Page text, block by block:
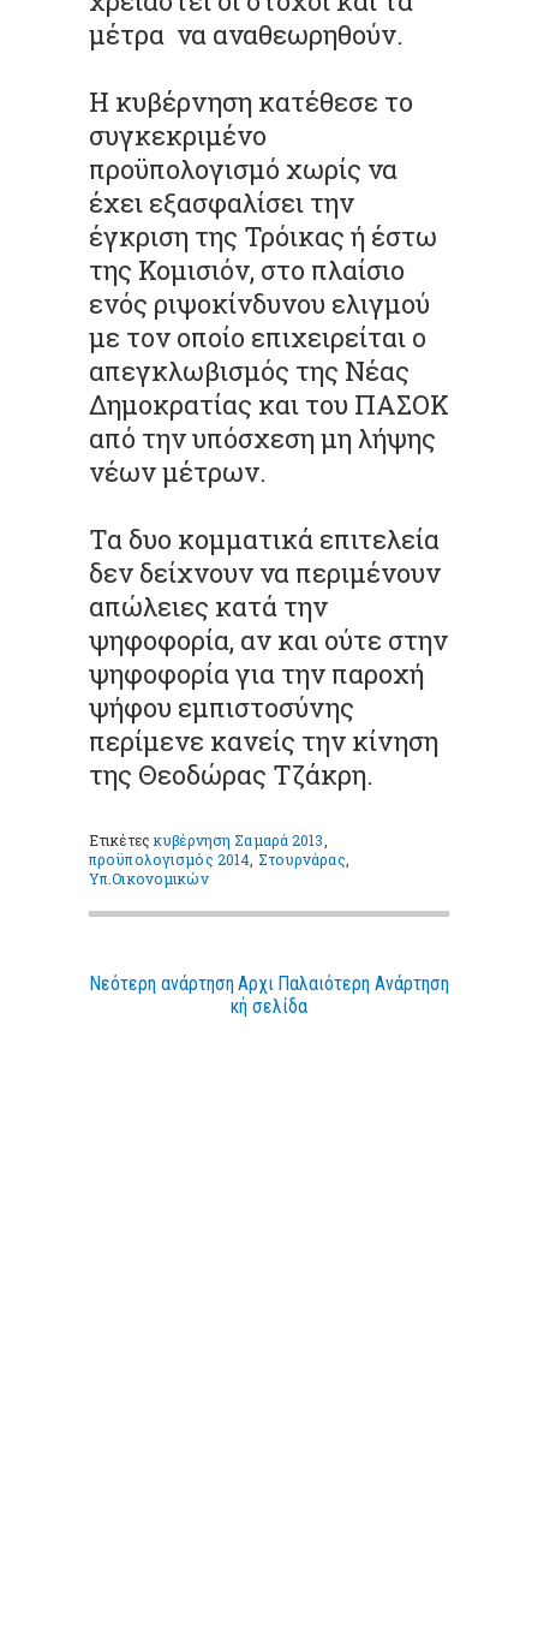
μέτρα να αναθεωρηθούν.
Η κυβέρνηση κατέθεσε το
συγκεκριμένο
προϋπολογισμό χωρίς να
έχει εξασφαλίσει την
έγκριση της Τρόικας ή έστω
της Κομισιόν, στο πλαίσιο
ενός ριψοκίνδυνου ελιγμού
με τον οποίο επιχειρείται ο
απεγκλωβισμός της Νέας
Δημοκρατίας και του ΠΑΣΟΚ
από την υπόσχεση μη λήψης
νέων μέτρων.
Τα δυο κομματικά επιτελεία
δεν δείχνουν να περιμένουν
απώλειες κατά την
ψηφοφορία, αν και ούτε στην
ψηφοφορία για την παροχή
ψήφου εμπιστοσύνης
περίμενε κανείς την κίνηση
της Θεοδώρας Τζάκρη.
Ετικέτεςκυβέρνηση Σαμαρά 2013,
προϋπολογισμός 2014, Στουρνάρας,
Υπ.Οικονομικών
Νεότερη ανάρτηση Παλαιότερη Ανάρτηση
Αρχι
κή σελίδα